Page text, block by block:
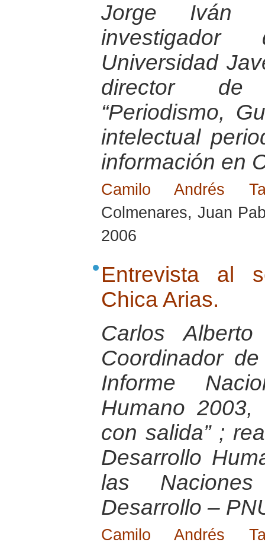
Jorge Iván
Universidad
director de
“Periodismo,
intelectual
información en
Camilo Andrés
Colmenares, Juan
2006
Entrevista al
Chica Arias.
Carlos
Coordinador
Informe
Humano 2003,
con salida” ;
Desarrollo
las
Desarrollo –
Camilo Andrés